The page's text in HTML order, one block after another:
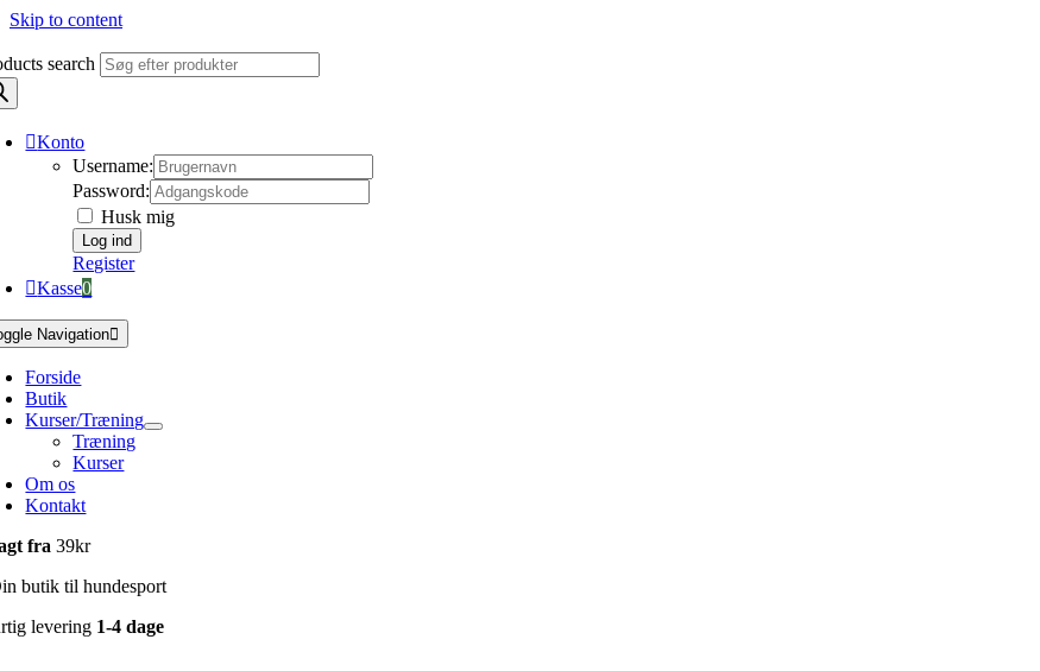
Skip to content
search
Konto
Username:
Password:
Husk mig
Register
Kasse0
Navigation
Forside
Butik
Kurser/Træning
Træning
Kurser
Om os
Kontakt
fra39kr
butik til hundesport
levering 1-4 dage